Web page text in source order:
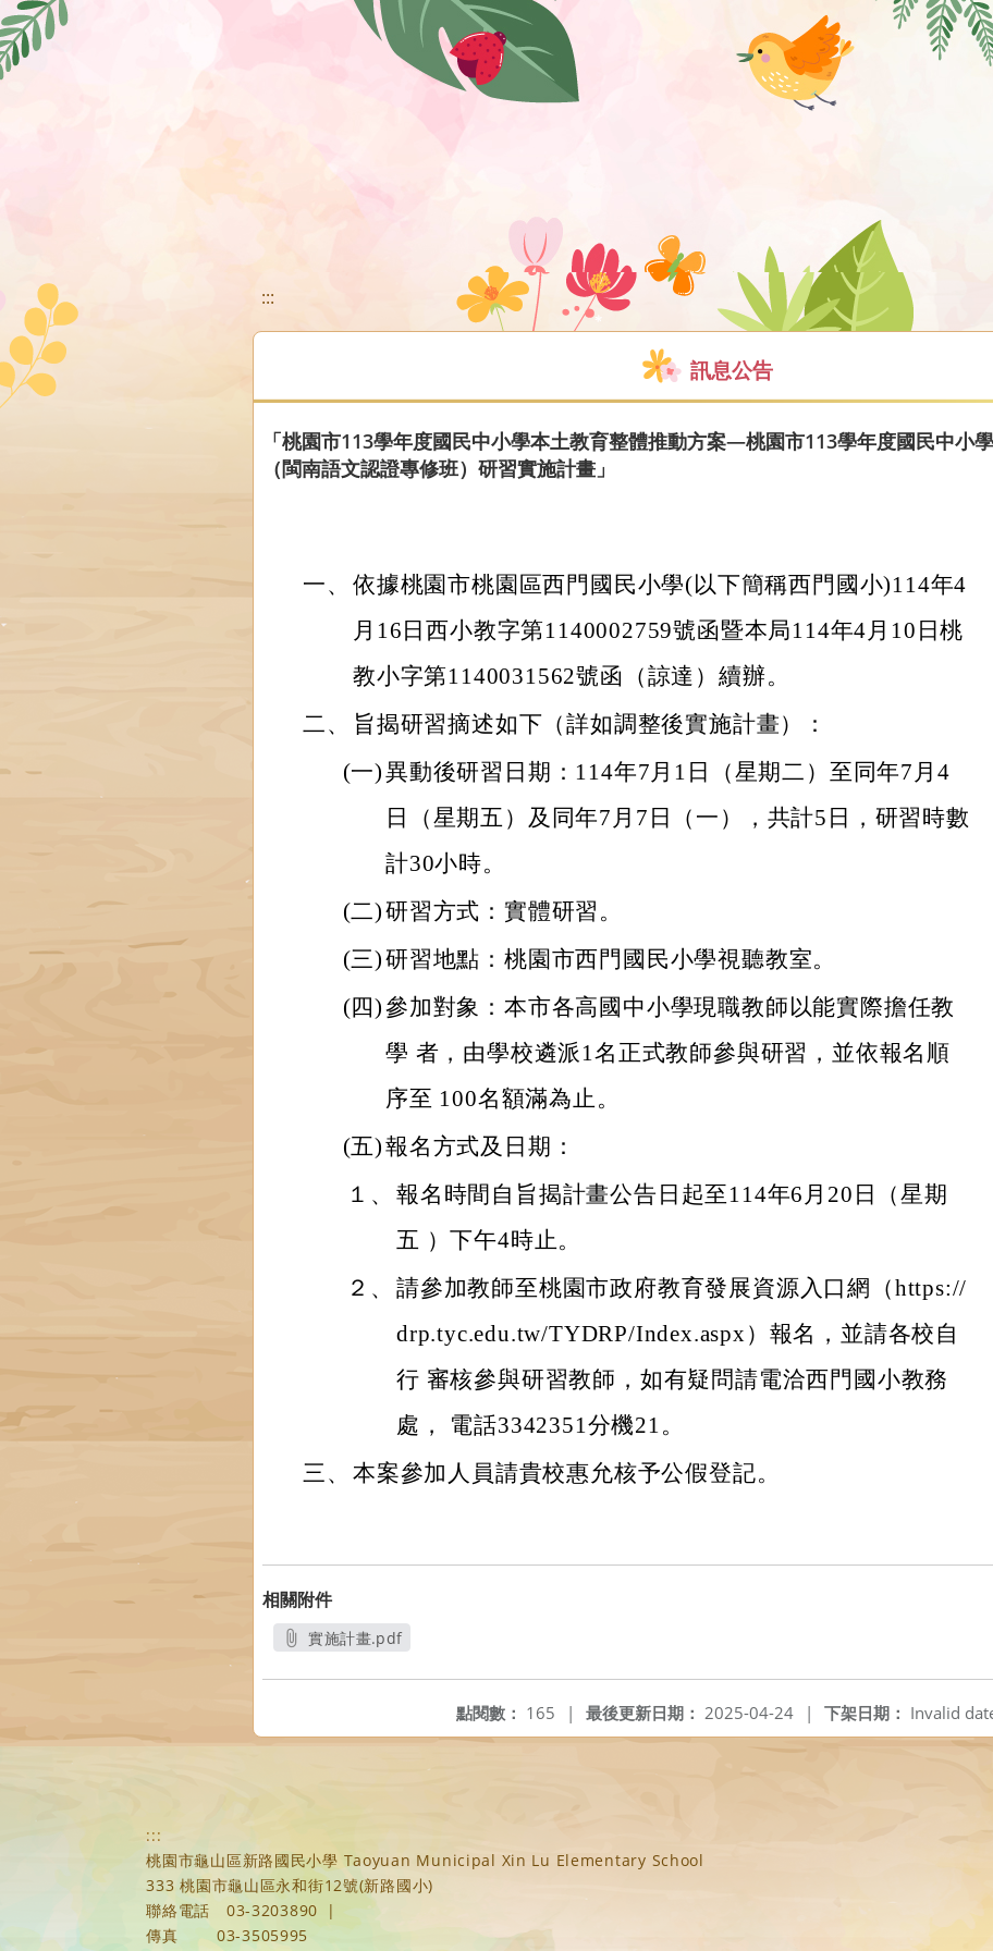
移至網頁之主要內容區位置
:::
訊息公告
「桃園市113學年度國民中小學本土教育整體推動方案—桃園市113學年度國民中小
（閩南語文認證專修班）研習實施計畫」
一、 依據桃園市桃園區西門國民小學(以下簡稱西門國小)114年4
月16日西小教字第1140002759號函暨本局114年4月10日桃
教小字第1140031562號函（諒達）續辦。
二、
旨揭研習摘述如下（詳如調整後實施計畫）：
(一)異動後研習日期：114年7月1日（星期二）至同年7月4
日（星期五）及同年7月7日（一），共計5日，研習時數
計30小時。
(二)研習方式：實體研習。
(三)研習地點：桃園市西門國民小學視聽教室。
(四)參加對象：本市各高國中小學現職教師以能實際擔任教
學 者，由學校遴派1名正式教師參與研習，並依報名順
序至 100名額滿為止。
(五)報名方式及日期：
１、 報名時間自旨揭計畫公告日起至114年6月20日（星期
五 ）下午4時止。
２、 請參加教師至桃園市政府教育發展資源入口網（https://
drp.tyc.edu.tw/TYDRP/Index.aspx）報名，並請各校自
行 審核參與研習教師，如有疑問請電洽西門國小教務
處， 電話3342351分機21。
三、 本案參加人員請貴校惠允核予公假登記。
相關附件
實施計畫.pdf
下架日期： Invalid
最後更新日期： 2025-04-24 |
點閱數： 165 |
:::
桃園市龜山區新路國民小學 Taoyuan Municipal Xin Lu Elementary School
333 桃園市龜山區永和街12號(新路國小)
聯絡電話
03-3203890
|
傳真
03-3505995